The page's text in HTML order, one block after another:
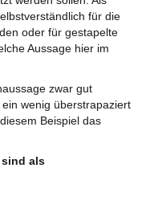
für die
oder für gestapelte
Aussage hier im
zwar gut
wenig überstrapaziert
Beispiel das
sind als